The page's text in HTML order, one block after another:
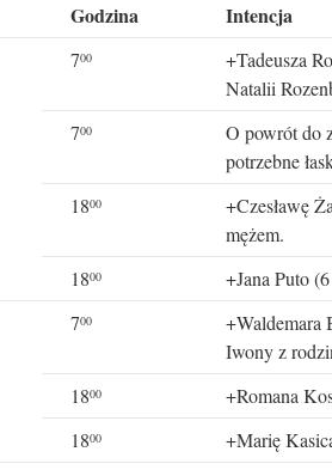
Godzina
Intencja
700
+Tadeusza
Natalii
700
O powrót do
potrzebne
1800
+Czesławę
mężem.
1800 +Jana Puto
700
+Waldemara
Iwony z
1800
+Romana
1800 +Marię